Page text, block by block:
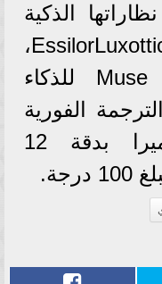
الذكية
الجديدة بالشراكة مع EssilorLuxottica،
وتدعم نموذج Muse Spark للذكاء
الفورية
لـ20 لغة، وتضم كاميرا بدقة 12